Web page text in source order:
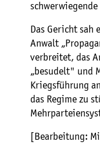
Das Gericht sah
Anwalt
verbreitet, das
„besudelt" und
Kriegsführung
das Regime zu
[Bearbeitung: